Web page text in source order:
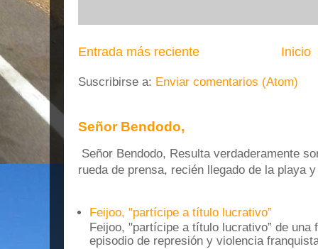
Entrada más reciente Inicio
Suscribirse a: Enviar comentarios (Atom)
Señor Bendodo,
Señor Bendodo, Resulta verdaderamente
rueda de prensa, recién llegado de la playa
Feijoo, "partícipe a título lucrativo”
Feijoo, "partícipe a título lucrativo” de una
episodio de represión y violencia